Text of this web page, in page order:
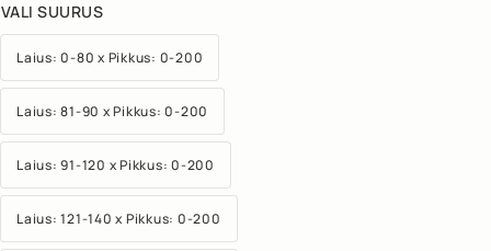
VALI SUURUS
Laius: 0-80 x Pikkus: 0-200
Laius: 81-90 x Pikkus: 0-200
Laius: 91-120 x Pikkus: 0-200
Laius: 121-140 x Pikkus: 0-200